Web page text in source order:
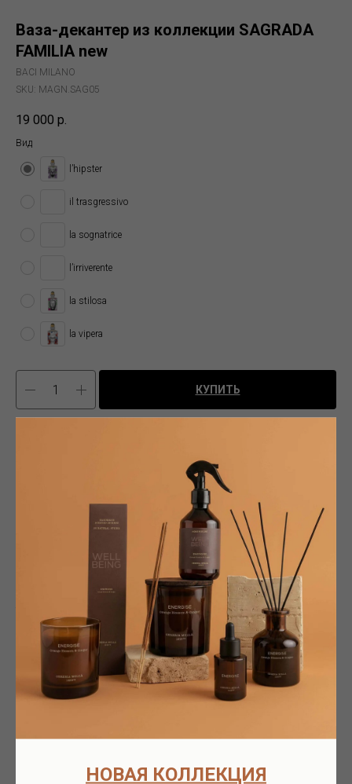
НОВАЯ КОЛЛЕКЦИЯ
Ваза-декантер из коллекции SAGRADA
FAMILIA new
BACI MILANO
SKU: MAGN.SAG05
19 000 р.
Вид
l’hipster
il trasgressivo
la sognatrice
l’irriverente
la stilosa
la vipera
КУПИТЬ
Baci Milano посвящает эту буйную и культовую коллекцию свободе
мысли и самовыражения. Живой праздник способности открываться и
Стиль, элегантность и оригинальность в ассортименте продуктов, которые
принадлежат миру дизайна, но относятся к миру искусства.
Серия посвящается новаторам в области культуры, кураторам трендов и
тем, кто ищет красоту в эклектике.
Размеры: Ø 14 x В 30 см.
Материал: Фарфор
Наш интернет-магазин предлагает вам интерьерные ароматы европейских
оплаты и доставки.